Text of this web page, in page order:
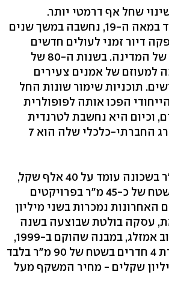
שחל אף דרמטי יותר.
השכונה, שנוסדה עוד במאה ה-19, נחשבה במשך שנים
דיור זמני לעולים חדשים
בשנותיה הראשונות של המדינה. בשנות ה-80 של
למעוזם של אמנים צעירים
תוכניות שימור שונות החל
ונופה הייחודי הפכו אותה לפופולרית
וכיום היא נחשבת לטרנדית
ונחשקת, כאשר המדרג החברתי-כלכלי שלה הוא 7
המחיר הממוצע למ"ר בשכונה עומד על 40 אלף שקל,
ודירות שני חדרים בשטח של כ-45 מ"ר בפרויקטים
האחרונות נמכרות בשני מיליון
עסקה בולטת שבוצעה בשנה
וחצי האחרונות ברחוב אמזלג, במבנה שהוקם ב-1999,
מצביעה על כך שדירת 4 חדרים בשטח של 90 מ"ר בלבד
תמורת 6.4 מיליון שקלים - מחיר המשקף מעל